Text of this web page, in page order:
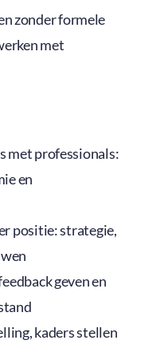
zonder formele
met
met professionals:
en
positie: strategie,
geven en
kaders stellen